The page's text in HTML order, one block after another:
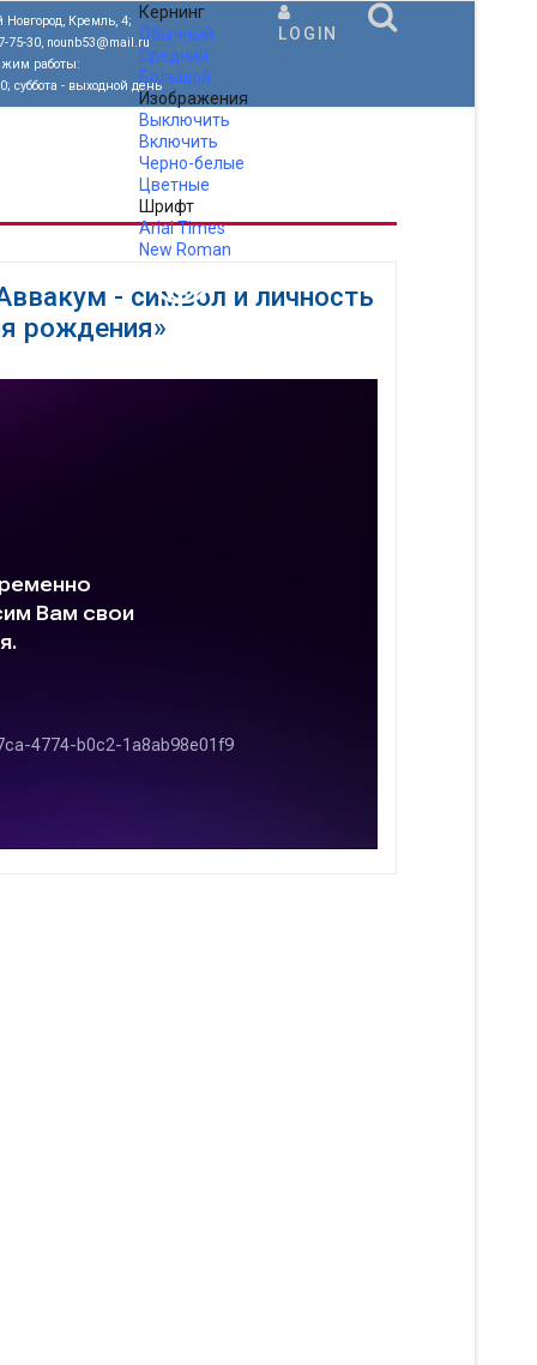
Новгород, Кремль, 4;
75-30, nounb53@mail.ru
работы:
суббота - выходной день
Кернинг
Обычный
Средний
Большой
Изображения
Выключить
Включить
Черно-белые
Цветные
Шрифт
ArialTimes
New Roman
LOGIN
- символ и личность
рождения»